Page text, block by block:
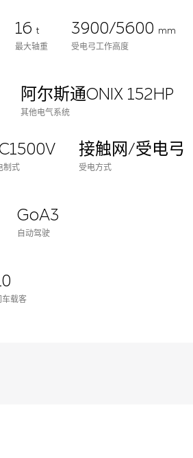
16t
最大轴重
3900/5600 mm
受电弓工作高度
阿尔斯通ONIX 152HP
其他电气系统
制式
接触网/受电弓
受电方式
GoA3
自动驾驶
车载客